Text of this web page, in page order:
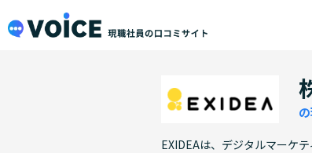
メインコンテンツにスキップ
EXIDEAは、デジタルマーケ